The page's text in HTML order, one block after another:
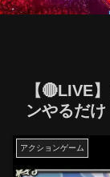
【🔴LIVE
ンやるだけ
アクションゲーム